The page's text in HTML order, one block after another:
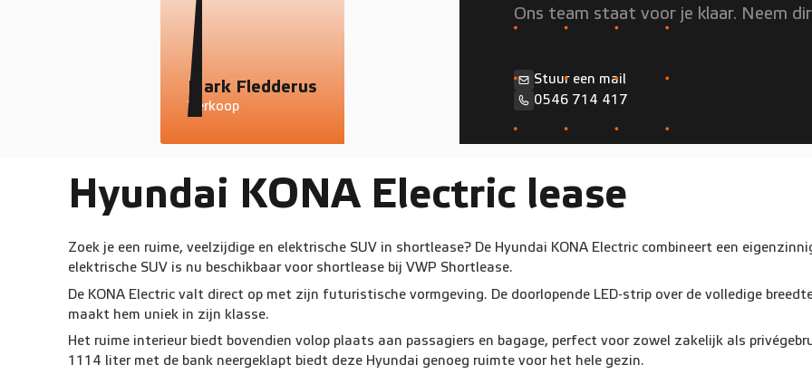
Mark Fledderus
Verkoop
Ons team staat voor je klaar. Neem
Stuur een mail
0546 714 417
Hyundai KONA Electric lease
Zoek je een ruime, veelzijdige en elektrische SUV in shortlease? De Hyundai KONA Electric combineert een
elektrische SUV is nu beschikbaar voor shortlease bij VWP Shortlease.
De KONA Electric valt direct op met zijn futuristische vormgeving. De doorlopende LED-strip over de volledige
maakt hem uniek in zijn klasse.
Het ruime interieur biedt bovendien volop plaats aan passagiers en bagage, perfect voor zowel zakelijk als
1114 liter met de bank neergeklapt biedt deze Hyundai genoeg ruimte voor het hele gezin.